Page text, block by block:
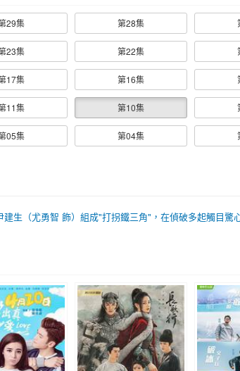
29集 第28集
23集 第22集
17集 第16集
11集 第10集
05集 第04集
生（尤勇智 飾）組成"打拐鐵三角"，在偵破多起觸目驚